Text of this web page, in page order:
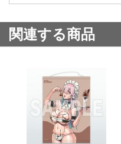
関連する商品